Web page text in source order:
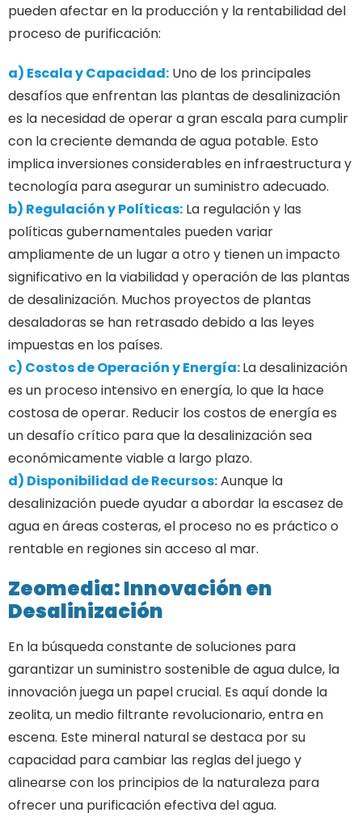
pueden afectar en la producción y la rentabilidad del
proceso de purificación:
a) Escala y Capacidad: Uno de los principales
desafíos que enfrentan las plantas de desalinización
es la necesidad de operar a gran escala para cumplir
con la creciente demanda de agua potable. Esto
implica inversiones considerables en infraestructura y
tecnología para asegurar un suministro adecuado.
b) Regulación y Políticas: La regulación y las
políticas gubernamentales pueden variar
ampliamente de un lugar a otro y tienen un impacto
significativo en la viabilidad y operación de las plantas
de desalinización. Muchos proyectos de plantas
desaladoras se han retrasado debido a las leyes
impuestas en los países.
c) Costos de Operación y Energía:La desalinización
es un proceso intensivo en energía, lo que la hace
costosa de operar. Reducir los costos de energía es
un desafío crítico para que la desalinización sea
económicamente viable a largo plazo.
d) Disponibilidad de Recursos:Aunque la
desalinización puede ayudar a abordar la escasez de
agua en áreas costeras, el proceso no es práctico o
rentable en regiones sin acceso al mar.
Zeomedia: Innovación en
Desalinización
En la búsqueda constante de soluciones para
garantizar un suministro sostenible de agua dulce, la
innovación juega un papel crucial. Es aquí donde la
zeolita, un medio filtrante revolucionario, entra en
escena. Este mineral natural se destaca por su
capacidad para cambiar las reglas del juego y
alinearse con los principios de la naturaleza para
ofrecer una purificación efectiva del agua.